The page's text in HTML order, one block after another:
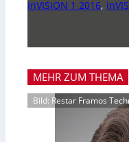
inVISION 1 2016,
MEHR ZUM THEMA
Bild: Restar Framos